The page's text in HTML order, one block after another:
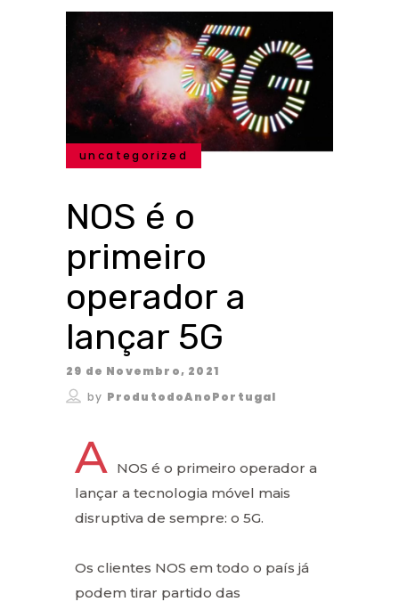
uncategorized
NOS é o
primeiro
operador a
lançar 5G
29 de Novembro, 2021
by ProdutodoAnoPortugal
A NOS é o primeiro operador a
lançar a tecnologia móvel mais
disruptiva de sempre: o 5G.
Os clientes NOS em todo o país já
podem tirar partido das